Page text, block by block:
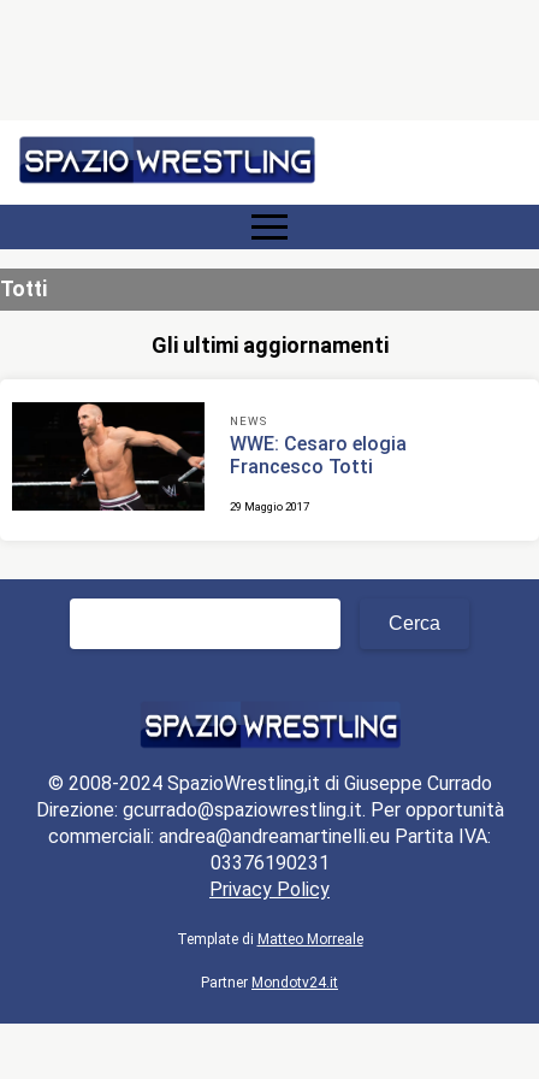
Totti
Gli ultimi aggiornamenti
NEWS
WWE: Cesaro elogia
Francesco Totti
29 Maggio 2017
Ricerca
© 2008-2024 SpazioWrestling,it di Giuseppe Currado
Direzione: gcurrado@spaziowrestling.it. Per opportunità
commerciali: andrea@andreamartinelli.eu Partita IVA:
03376190231
Privacy Policy
Template di Matteo Morreale
Partner Mondotv24.it